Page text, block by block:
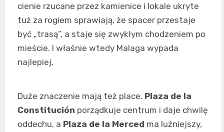
cienie rzucane przez kamienice i lokale ukryte
tuż za rogiem sprawiają, że spacer przestaje
być „trasą”, a staje się zwykłym chodzeniem po
mieście. I właśnie wtedy Malaga wypada
najlepiej.
Duże znaczenie mają też place. Plaza de la
Constitución porządkuje centrum i daje chwilę
oddechu, a Plaza de la Merced ma luźniejszy,